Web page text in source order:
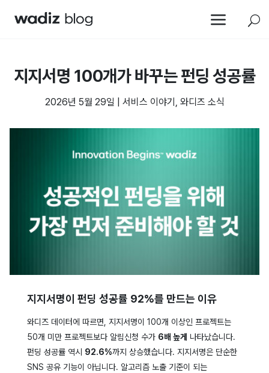
a U
지지서명 100개가 바꾸는 펀딩 성공률
2026년 5월 29일 서비스 이야기 , 와디즈 소식
지지서명이 펀딩 성공률 92%를 만드는 이유
와디즈 데이터에 따르면, 지지서명이 100개 이상인 프로젝트는
50개 미만 프로젝트보다 알림신청 수가 6배 높게 나타났습니다.
펀딩 성공률 역시 92.6%까지 상승했습니다. 지지서명은 단순한
SNS 공유 기능이 아닙니다. 알고리즘 노출 기준이 되는